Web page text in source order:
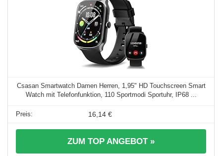
Csasan Smartwatch Damen Herren, 1,95" HD Touchscreen Smart
Watch mit Telefonfunktion, 110 Sportmodi Sportuhr, IP68 ...
16,14 €
ZUM TOP ANGEBOT »